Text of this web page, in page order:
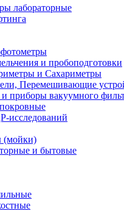
лабораторные
и пробоподготовки
и Сахариметры
Перемешивающие
приборы вакуумного
исследований
(мойки)
и бытовые